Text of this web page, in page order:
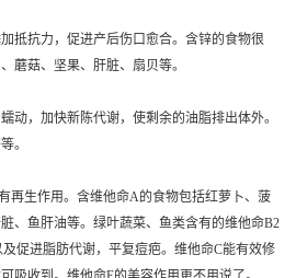
抗力，促进产后伤口愈合。含锌的食物很
蘑菇、坚果、肝脏、扇贝等。
，加快新陈代谢，使剩余的油脂排出体外。
。
生作用。含维他命A的食物包括红萝卜、菠
、鱼肝油等。绿叶蔬菜、鱼类含有的维他命B2
促进脂肪代谢，平复痘疤。维他命C能有效修